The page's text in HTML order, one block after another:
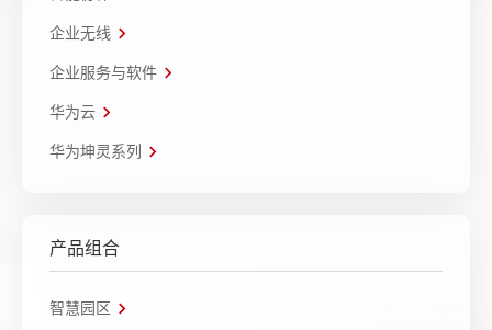
企业无线
企业服务与软件
华为云
华为坤灵系列
产品组合
智慧园区